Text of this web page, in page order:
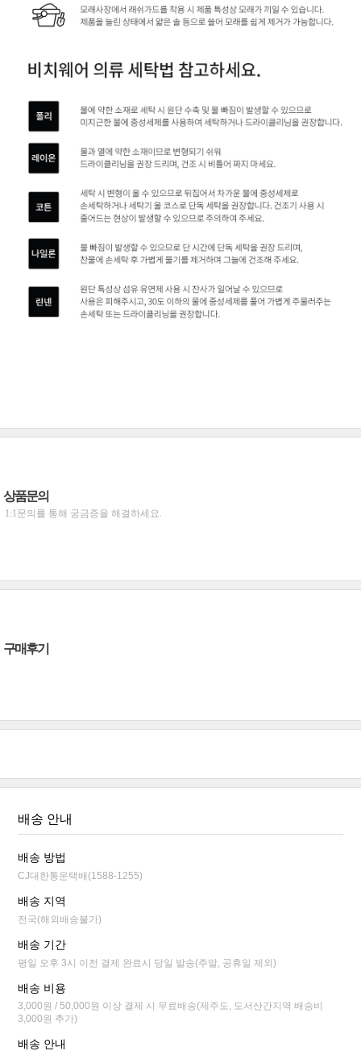
상품문의
1:1문의를 통해 궁금증을 해결하세요.
구매후기
배송 안내
배송 방법
CJ대한통운택배(1588-1255)
배송 지역
전국(해외배송불가)
배송 기간
평일 오후 3시 이전 결제 완료시 당일 발송(주말, 공휴일 제외)
배송 비용
3,000원 / 50,000원 이상 결제 시 무료배송(제주도, 도서산간지역 배송비
3,000원 추가)
배송 안내